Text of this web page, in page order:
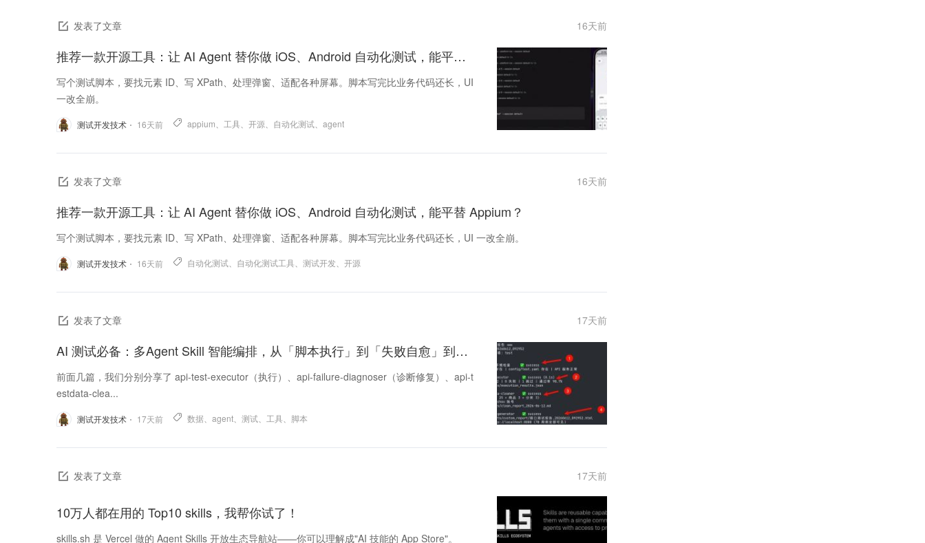
发表了文章 16天前
推荐一款开源工具：让 AI Agent 替你做 iOS、Android 自动化测试，能平替 Appium？
写个测试脚本，要找元素 ID、写 XPath、处理弹窗、适配各种屏幕。脚本写完比业务代码还长，UI
一改全崩。
测试开发技术 16天前 appium、 工具、 开源、 自动化测试、 agent
发表了文章 16天前
推荐一款开源工具：让 AI Agent 替你做 iOS、Android 自动化测试，能平替 Appium？
写个测试脚本，要找元素 ID、写 XPath、处理弹窗、适配各种屏幕。脚本写完比业务代码还长，UI 一改全崩。
测试开发技术 16天前 自动化测试、 自动化测试工具、 测试开发、 开源
发表了文章 17天前
AI 测试必备：多Agent Skill 智能编排，从「脚本执行」到「失败自愈」到「报告生成」，一键跑通全流程！
前面几篇，我们分别分享了 api-test-executor（执行）、api-failure-diagnoser（诊断修复）、api-t
estdata-clea...
测试开发技术 17天前 数据、 agent、 测试、 工具、 脚本
发表了文章 17天前
10万人都在用的 Top10 skills，我帮你试了！
skills.sh 是 Vercel 做的 Agent Skills 开放生态导航站——你可以理解成"AI 技能的 App Store"。